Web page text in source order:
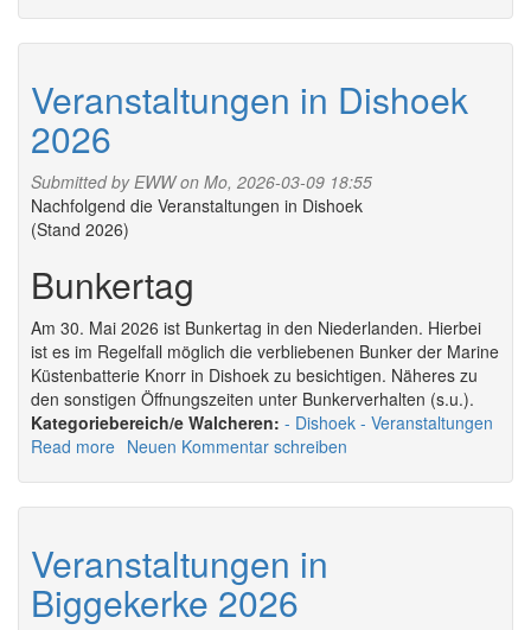
Veranstaltungen in Dishoek
2026
Submitted byEWWon Mo, 2026-03-09 18:55
Nachfolgend die Veranstaltungen in Dishoek
(Stand 2026)
Bunkertag
Am 30. Mai 2026 ist Bunkertag in den Niederlanden. Hierbei
ist es im Regelfall möglich die verbliebenen Bunker der Marine
Küstenbatterie Knorr in Dishoek zu besichtigen. Näheres zu
den sonstigen Öffnungszeiten unter Bunkerverhalten (s.u.).
Walcheren:
Dishoek
Veranstaltungen
Read more about
Neuen Kommentar schreiben
Veranstaltungen in
Biggekerke 2026